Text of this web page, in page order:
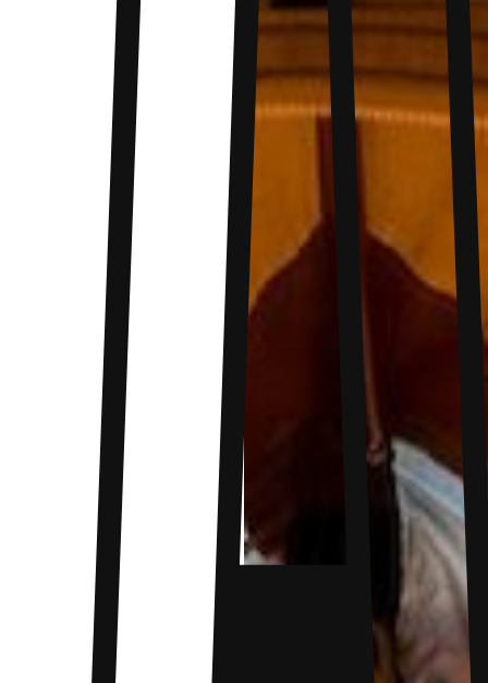
attribut essentiel pour le camping en plein air en
Le confort et la commodité d’un hamac de
camping en plein air avec la protection et la
sécurité d’une tente de plein air classique.
Offrez-vous un moment de lacher prise unique
et immersive en pleine nature.
Spécifications :
Taille : 280x280x280cm
Matériau de surface du hamac : Maille de
polyester
Charge maximale : 300 kg
Fournis dans le colis :
Le hamac triangle 2 personnes
3 mousquetons
3 sangles de 2m
Un sac de rangement
Si vous cherchez d’autres modèles à 3 points,
découvrez tous nos modèles de
hamac triangle
pour un camping simple et unique en pleine
Close
Close
Close